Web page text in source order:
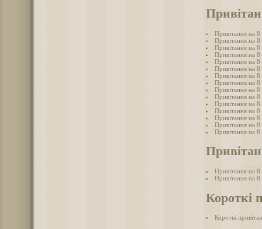
Привітання на 8
Привітання на 8
Привітання на 8
Привітання на 8
Привітання на 8
Привітання на 8
Привітання на
Привітання на 8
Привітання на 8
Привітання на 8
Привітання на 8
Привітання на 8
Привітання на 8
Привітання на 8
Привітання на 8
Привітання на 8
Привітання на 8
Короткі
Короткі